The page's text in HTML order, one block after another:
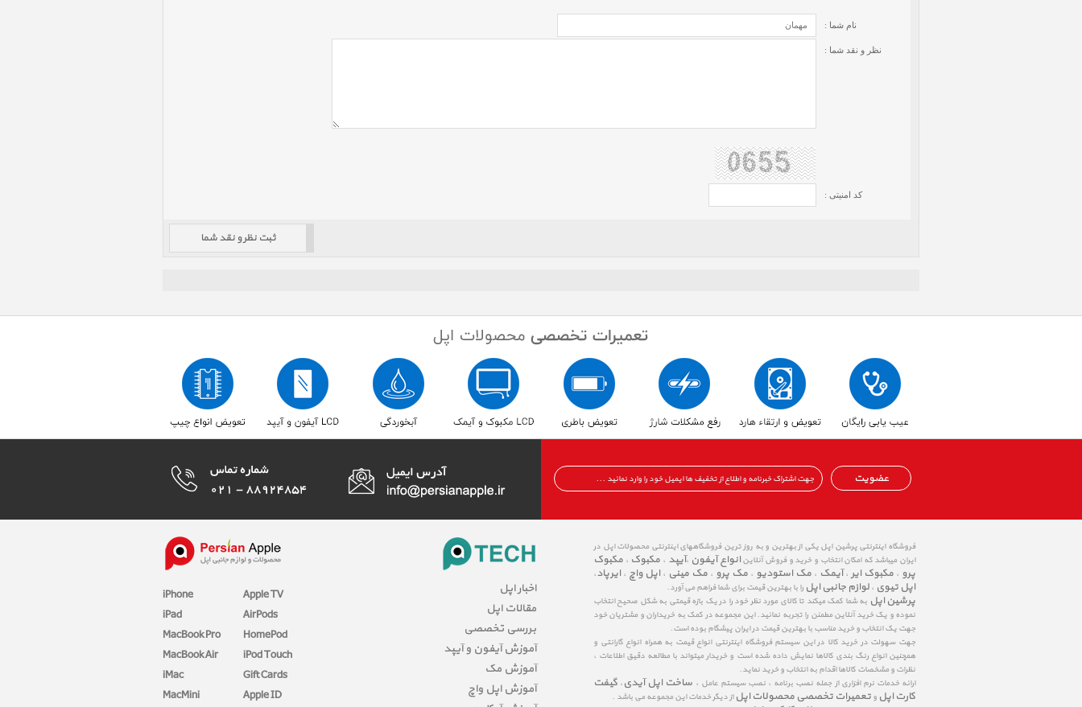
نام شما :
نظر و نقد شما :
کد امنیتی :
عضویت
iPhone
iPad
MacBook Pro
MacBook Air
iMac
MacMini
Apple TV
AirPods
HomePod
iPod Touch
Gift Cards
Apple ID
اخبار اپل
مقالات اپل
بررسی تخصصی
آموزش آیفون و آیپد
آموزش مک
آموزش اپل واچ
فروشگاه اینترنتی پرشین اپل یکی از بهترین و به روز ترین فروشگاههای اینترنتی محصولات اپل در
ایران میباشد که امکان انتخاب و خرید و فروش آنلاینانواع آیفون ،آیپد ، مکبوک ، مکبوک
پرو ، مکبوک ایر ، آیمک ، مک استودیو ، مک پرو ، مک مینی ، اپل واچ ، ایرپاد،
اپل تیوی ، لوازم جانبی اپل را با بهترین قیمت برای شما فراهم می آورد.
پرشین اپل به شما کمک میکند تا کالای مورد نظر خود را در یک بازه قیمتی به شکل صحیح انتخاب
نموده و یک خرید آنلاین مطمئن را تجربه نمائید. این مجموعه در کمک به خریداران و مشتریان خود
جهت یک انتخاب و خرید مناسب با بهترین قیمت در ایران پیشگام بوده است.
جهت سهولت در خرید کالا در این سیستم فروشگاه اینترنتی انواع قیمت به همراه انواع گارانتی و
همچنین انواع رنگ بندی کالاها نمایش داده شده است و خریدار میتواند با مطالعه دقیق اطلاعات ،
نظرات و مشخصات کالاها اقدام به انتخاب و خرید نماید.
ارائه خدمات نرم افزاری از جمله نصب برنامه ، نصب سیستم عامل ، ساخت اپل آیدی ، گیفت
کارت اپل و تعمیرات تخصصی محصولات اپل از دیگر خدمات این مجموعه می باشد .